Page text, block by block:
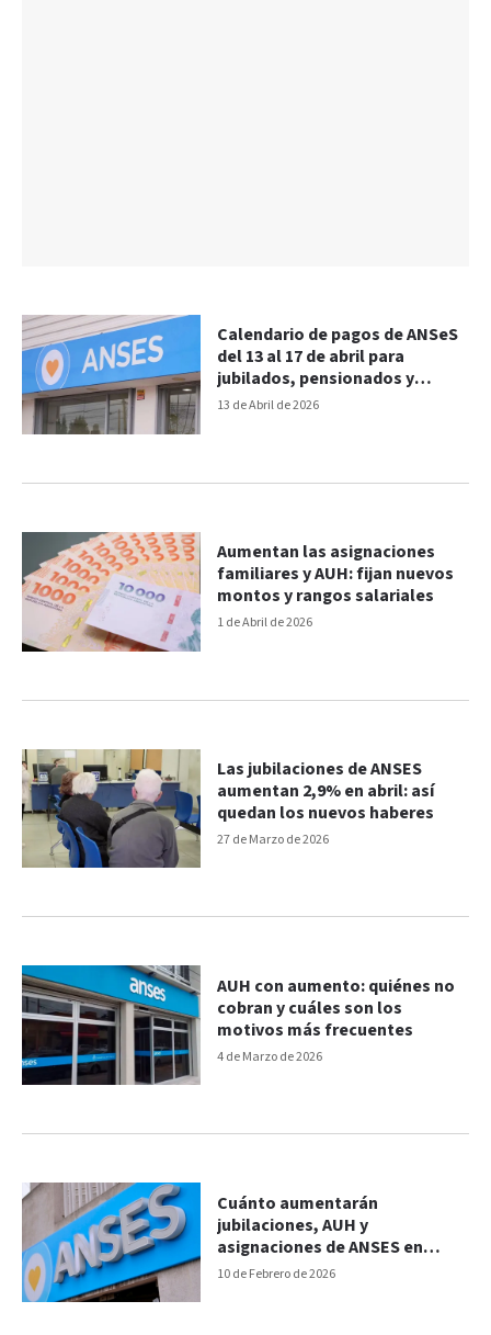
13 de Abril de 2026
Calendario de pagos de ANSeS
del 13 al 17 de abril para
jubilados, pensionados y
asignaciones
1 de Abril de 2026
Aumentan las asignaciones
familiares y AUH: fijan nuevos
montos y rangos salariales
27 de Marzo de 2026
Las jubilaciones de ANSES
aumentan 2,9% en abril: así
quedan los nuevos haberes
4 de Marzo de 2026
AUH con aumento: quiénes no
cobran y cuáles son los
motivos más frecuentes
10 de Febrero de 2026
Cuánto aumentarán
jubilaciones, AUH y
asignaciones de ANSES en
marzo: cómo quedarían los